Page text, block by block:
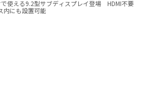
で使える9.2型サブディスプレイ登場 HDMI不要
内にも設置可能